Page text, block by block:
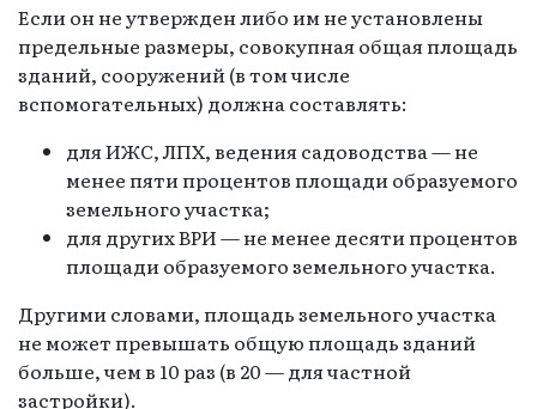
Если он не утвержден либо им не установлены
предельные размеры, совокупная общая площадь
зданий, сооружений (в том числе
вспомогательных) должна составлять:
для ИЖС, ЛПХ, ведения садоводства — не
менее пяти процентов площади образуемого
земельного участка;
для других ВРИ — не менее десяти процентов
площади образуемого земельного участка.
Другими словами, площадь земельного участка
не может превышать общую площадь зданий
больше, чем в 10 раз (в 20 — для частной
застройки).